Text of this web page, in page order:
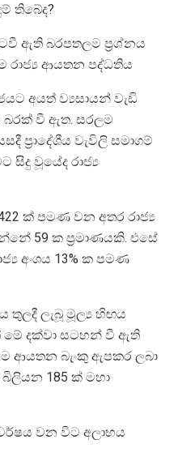
තිබේද?
ඇති බරපතලම ප්‍රශ්නය
රාජ්‍ය ආයතන පද්ධතිය
අයත් ව්‍යසායන් වැඩි
බරක් වී ඇත. සරලම
ප්‍රාදේශීය වැවිලි සමාගම්
සිදු වූයේද රාජ්‍ය
ක් පමණ වන අතර රාජ්‍ය
59 ක ප්‍රමාණයකි. එසේ
අංශය 13% ක පමණ
තුලදී ලැබූ මූල්‍ය හිඟය
දක්වා සටහන් වී ඇති
ආයතන බැංකු ඇපකර ලබා
185 ක් මහා
වන විට අලාභය